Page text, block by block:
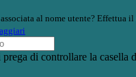
al nome utente? Effettua il
di controllare la casella